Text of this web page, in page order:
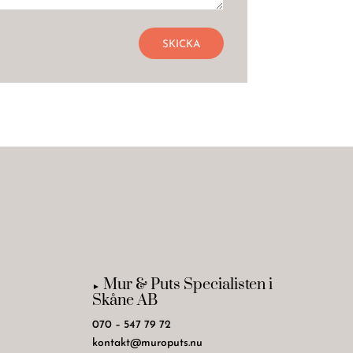
► Mur & Puts Specialisten i
Skåne AB
070 – 547 79 72
kontakt@muroputs.nu